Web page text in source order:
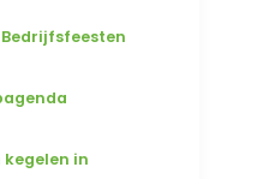
Bedrijfsfeesten
kegelen in